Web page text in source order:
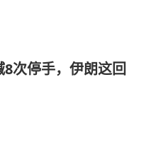
次停手，伊朗这回